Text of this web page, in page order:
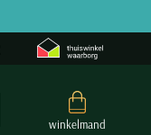
winkelmand
search